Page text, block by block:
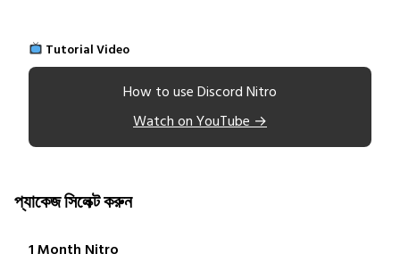
Tutorial Video
How to use Discord Nitro
Watch on YouTube →
প্যাকেজ সিলেক্ট করুন
1 Month Nitro